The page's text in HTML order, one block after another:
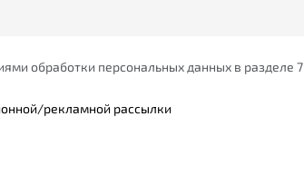
обработки персональных данных в разделе 7
рекламной рассылки